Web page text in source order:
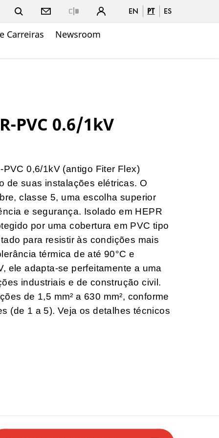
EN PT ES
Carreiras
Newsroom
PVC 0.6/1kV
0,6/1kV (antigo Fiter Flex)
de suas instalações elétricas. O
classe 5, uma escolha superior
e segurança. Isolado em HEPR
por uma cobertura em PVC tipo
para resistir às condições mais
térmica de até 90°C e
ele adapta-se perfeitamente a uma
industriais e de construção civil.
de 1,5 mm² a 630 mm², conforme
(de 1 a 5). Veja os detalhes técnicos